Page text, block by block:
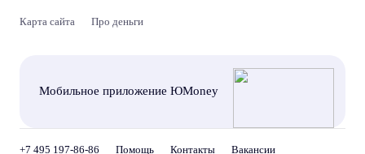
Карта сайта Про деньги
Мобильное приложение ЮMoney
+7 495 197-86-86 Помощь Контакты Вакансии